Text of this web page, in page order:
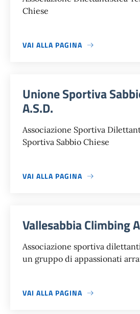
Chiese
VAI ALLA PAGINA
Unione Sportiva
A.S.D.
Associazione Sportiva
Sportiva Sabbio Chiese
VAI ALLA PAGINA
Vallesabbia Climbing
Associazione sportiva
un gruppo di appassionati
VAI ALLA PAGINA